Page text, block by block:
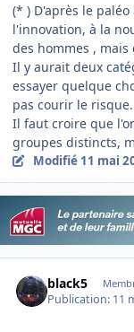
(* ) D'après le
l'innovation, à la
des hommes ,
Il y aurait deux
essayer quelque
pas courir le risque.
Il faut croire que
groupes distincts,
Modifié 11 mai
black5
Publication: 11